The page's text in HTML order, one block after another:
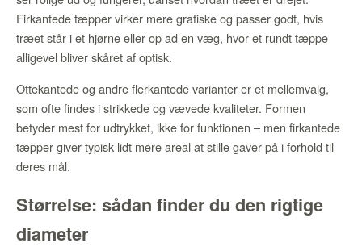
Firkantede tæpper virker mere grafiske og passer godt, hvis
træet står i et hjørne eller op ad en væg, hvor et rundt tæppe
alligevel bliver skåret af optisk.
Ottekantede og andre flerkantede varianter er et mellemvalg,
som ofte findes i strikkede og vævede kvaliteter. Formen
betyder mest for udtrykket, ikke for funktionen – men firkantede
tæpper giver typisk lidt mere areal at stille gaver på i forhold til
deres mål.
Størrelse: sådan finder du den rigtige
diameter